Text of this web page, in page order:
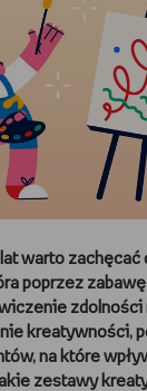
warto
poprzez
zdolności
kreatywności,
na które
zestawy